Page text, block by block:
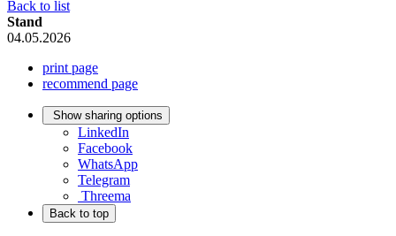
Back to list
Stand
04.05.2026
print page
recommend page
Show sharing options
LinkedIn
Facebook
WhatsApp
Telegram
Threema
Back to top